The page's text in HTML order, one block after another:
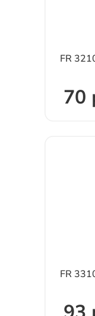
FR
70
FR